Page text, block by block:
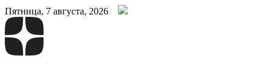
Пятница, 7 августа, 2026